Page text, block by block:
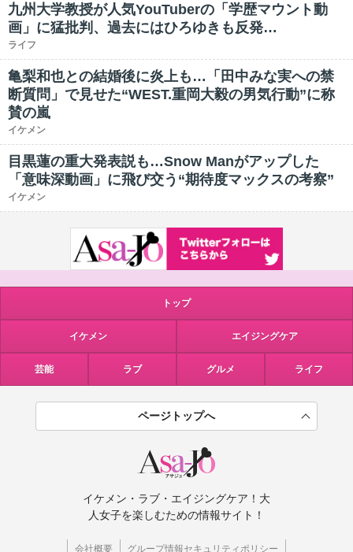
九州大学教授が人気YouTuberの「学歴マウント動
画」に猛批判、過去にはひろゆきも反発…
ライフ
亀梨和也との結婚後に炎上も…「田中みな実への禁
断質問」で見せた“WEST.重岡大毅の男気行動”に称
賛の嵐
イケメン
目黒蓮の重大発表説も…Snow Manがアップした
「意味深動画」に飛び交う“期待度マックスの考察”
イケメン
トップ
イケメン エイジングケア
芸能 ラブ グルメ ライフ
ページトップへ
イケメン・ラブ・エイジングケア！大
人女子を楽しむための情報サイト！
会社概要 グループ情報セキュリティポリシー